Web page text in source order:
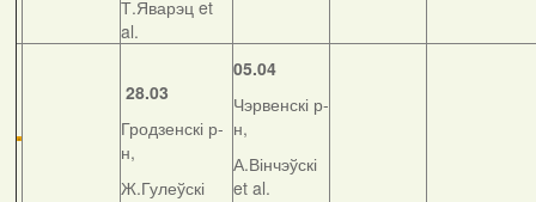
Т.Яварэц et
al.
28.03
Гродзенскі р-
н,
Ж.Гулеўскі
05.04
Чэрвенскі р-
н,
А.Вінчэўскі
et al.